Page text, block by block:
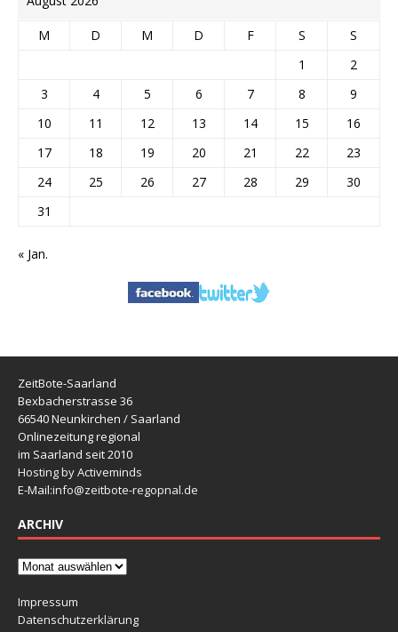
M D M D F S
S
1
2
3
4 5 6 7 8
9
10
11 12 13 14 15
16
17
18 19 20 21 22
23
24
25 26 27 28 29
30
31
« Jan.
ZeitBote-Saarland
Bexbacherstrasse 36
66540 Neunkirchen / Saarland
Onlinezeitung regional
im Saarland seit 2010
Hosting by Activeminds
E-Mail:info@zeitbote-regopnal.de
ARCHIV
Impressum
Datenschutzerklärung